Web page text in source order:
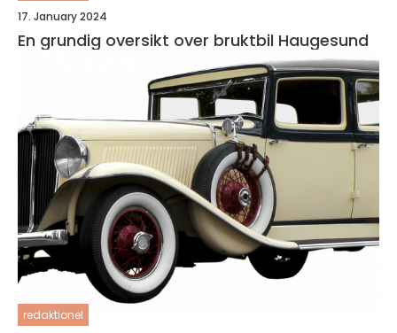
17. January 2024
En grundig oversikt over bruktbil Haugesund
redaktionel